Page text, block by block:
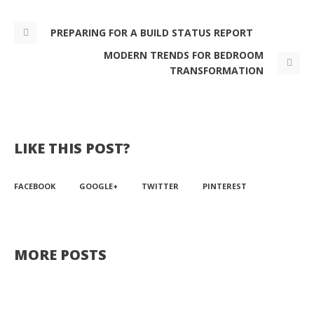
PREPARING FOR A BUILD STATUS REPORT
MODERN TRENDS FOR BEDROOM
TRANSFORMATION
LIKE THIS POST?
FACEBOOK GOOGLE+ TWITTER PINTEREST
MORE POSTS